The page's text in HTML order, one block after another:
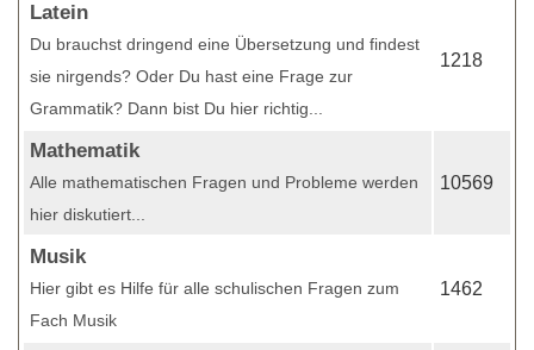
Latein
Du brauchst dringend eine Übersetzung und findest
sie nirgends? Oder Du hast eine Frage zur
Grammatik? Dann bist Du hier richtig...
1218
Mathematik
Alle mathematischen Fragen und Probleme werden
hier diskutiert...
10569
Musik
Hier gibt es Hilfe für alle schulischen Fragen zum
Fach Musik
1462